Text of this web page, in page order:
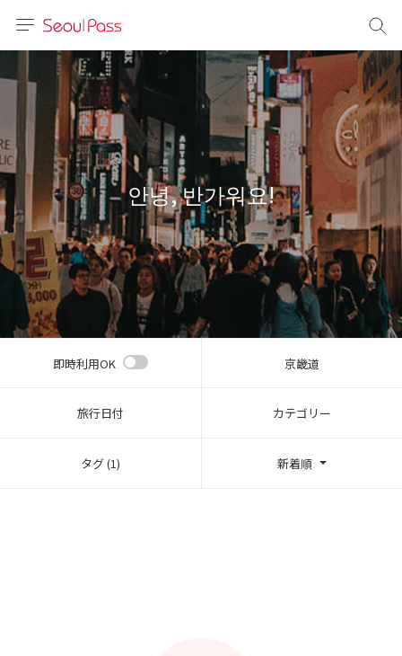
体)
文 (台灣)
안녕, 반가워요!
即時利用OK 京畿道
旅行日付 カテゴリー
タグ (1) 新着順